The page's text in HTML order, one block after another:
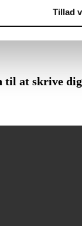
Tillad
til at skrive